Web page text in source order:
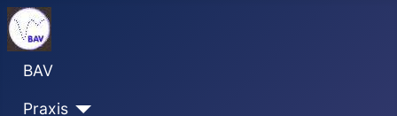
BAV
Praxis